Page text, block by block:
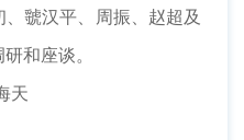
虢汉平、周振、赵超及
和座谈。
天